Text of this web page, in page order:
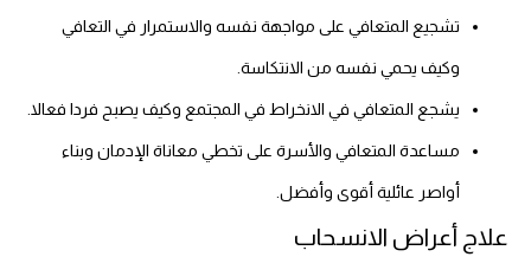
تشجيع المتعافي على مواجهة نفسه والاستمرار في التعافي
وكيف يحمي نفسه من الانتكاسة.
يشجع المتعافي في الانخراط في المجتمع وكيف يصبح فردا فعالا.
مساعدة المتعافي والأسرة على تخطي معاناة الإدمان وبناء
أواصر عائلية أقوى وأفضل.
علاج أعراض الانسحاب